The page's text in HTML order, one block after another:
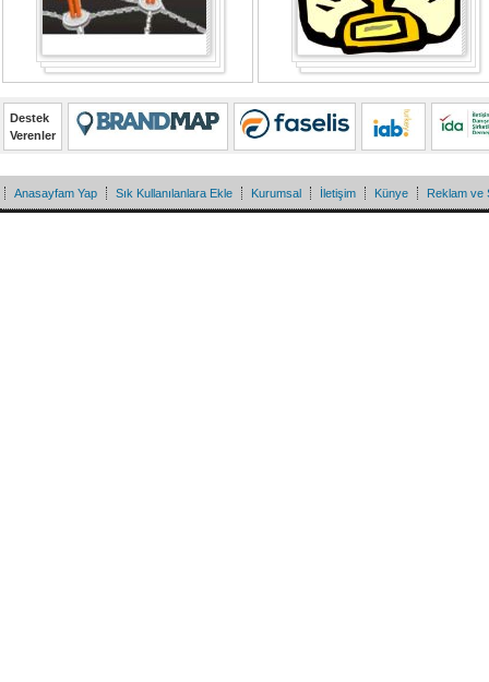
Destek
Verenler
Anasayfam Yap Sık Kullanılanlara Ekle Kurumsal İletişim Künye Reklam ve